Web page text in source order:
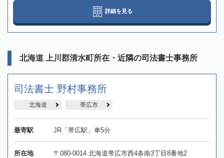
詳細を見る
北海道 上川郡清水町所在・近隣の司法書士事務所
司法書士 野村事務所
北海道 帯広市
最寄駅 JR「帯広駅」車5分
所在地 〒080-0014 北海道帯広市西4条南3丁目8番地2